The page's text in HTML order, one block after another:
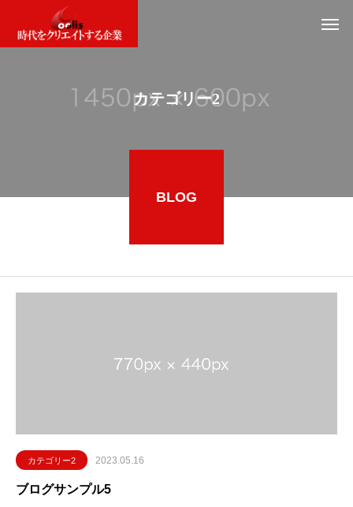
カテゴリー2
BLOG
カテゴリー2 2023.05.16
ブログサンプル5